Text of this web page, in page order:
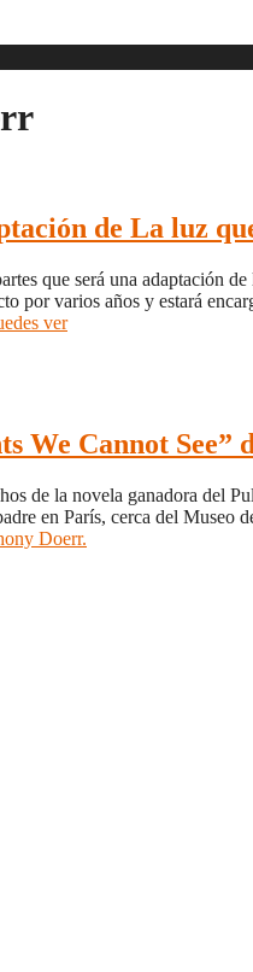
de La luz
que será una adaptación
por varios años y estará
ver
We Cannot See”
de la novela ganadora del
en París, cerca del
Doerr.